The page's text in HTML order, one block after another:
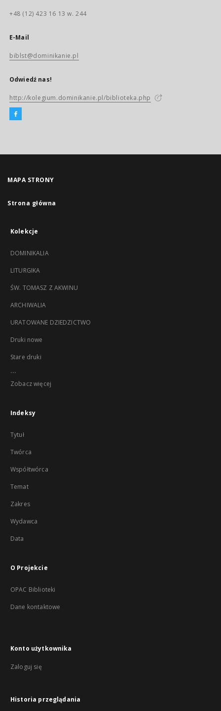
+48 (12) 423 16 13 w. 244
E-Mail
biblst@dominikanie.pl
Odwiedź nas!
http://kolegium.dominikanie.pl/biblioteka.php
MAPA STRONY
Strona główna
Kolekcje
DOMINIKALIA
LITURGIKA
ŚW. TOMASZ Z AKWINU
ARCHIWALIA
URATOWANE DZIEDZICTWO
Druki nowe
Stare druki
...
Zobacz więcej
Indeksy
Tytuł
Twórca
Współtwórca
Temat
Zakres
Wydawca
Data
O Projekcie
OPAC Biblioteki
Dane kontaktowe
Konto użytkownika
Zaloguj się
Historia przeglądania